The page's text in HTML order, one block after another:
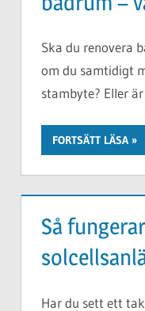
Ska du renovera
om du samtidigt
stambyte? Eller
FORTSÄTT LÄSA
Så
Har du sett ett